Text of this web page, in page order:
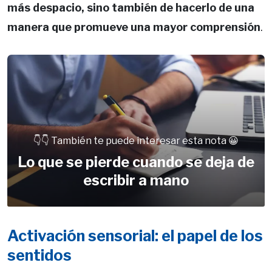
más despacio, sino también de hacerlo de una
manera que promueve una mayor comprensión.
👇👇 También te puede interesar esta nota 😀
Lo que se pierde cuando se deja de
escribir a mano
Activación sensorial: el papel de los
sentidos